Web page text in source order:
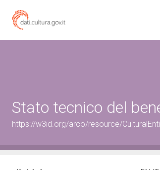
Stato tecnico del
https://w3id.org/arco/resource/